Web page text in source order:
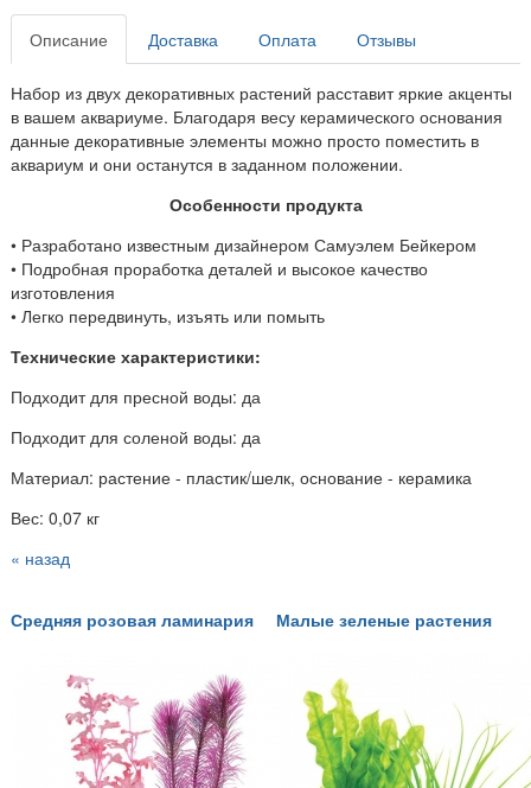
Описание Доставка Оплата Отзывы
Набор из двух декоративных растений расставит яркие акценты
в вашем аквариуме. Благодаря весу керамического основания
данные декоративные элементы можно просто поместить в
аквариум и они останутся в заданном положении.
Особенности продукта
• Разработано известным дизайнером Самуэлем Бейкером
• Подробная проработка деталей и высокое качество
изготовления
• Легко передвинуть, изъять или помыть
Технические характеристики:
Подходит для пресной воды: да
Подходит для соленой воды: да
Материал: растение - пластик/шелк, основание - керамика
Вес: 0,07 кг
« назад
Средняя розовая ламинария Малые зеленые растения